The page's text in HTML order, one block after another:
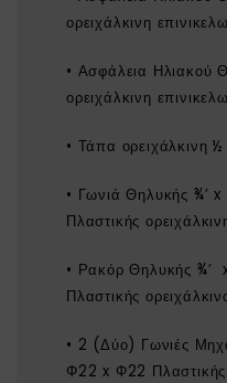
ορειχάλκινη
• Ασφάλεια Ηλιακού
ορειχάλκινη
• Τάπα ορειχάλκινη ½
• Γωνιά Θηλυκής ¾’
Πλαστικής
• Ρακόρ Θηλυκής ¾’
Πλαστικής
• 2 (Δύο) Γωνιές
Φ22 x Φ22 Πλαστικής